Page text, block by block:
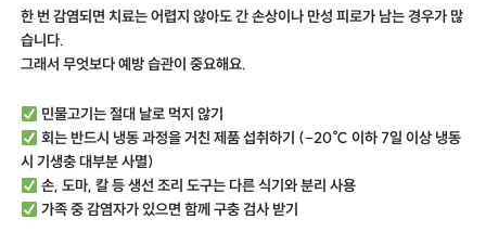
한 번 감염되면 치료는 어렵지 않아도 간 손상이나 만성 피로가 남는 경우가 많
습니다.
그래서 무엇보다 예방 습관이 중요해요.
민물고기는 절대 날로 먹지 않기
회는 반드시 냉동 과정을 거친 제품 섭취하기 (−20℃ 이하 7일 이상 냉동
시 기생충 대부분 사멸)
손, 도마, 칼 등 생선 조리 도구는 다른 식기와 분리 사용
가족 중 감염자가 있으면 함께 구충 검사 받기